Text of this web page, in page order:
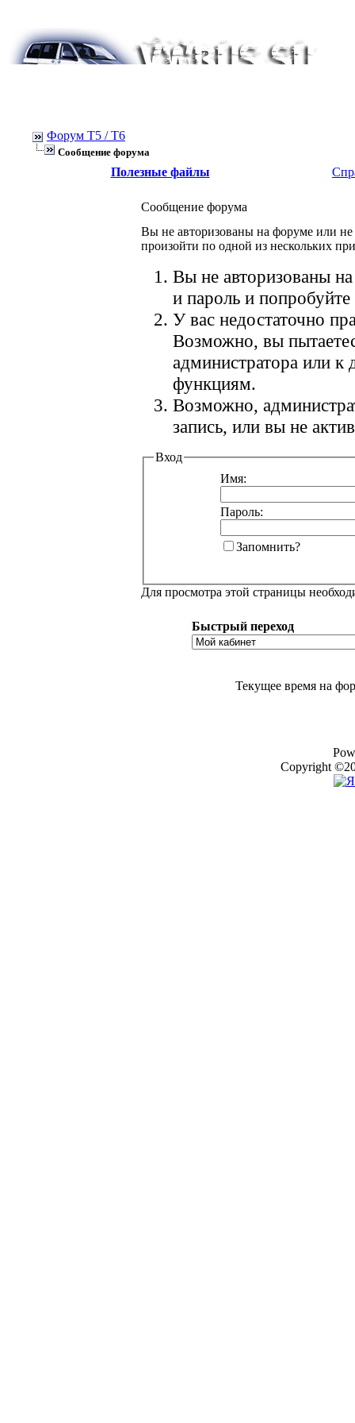
Форум Т5 / T6
Сообщение форума
Полезные файлы
Сообщение форума
Вы не авторизованы на форуме или не
произойти по одной из нескольких
Вы не авторизованы
и пароль и
У вас недостаточно
Возможно, вы
администратора или
функциям.
Возможно,
запись, или вы не
Вход
Имя:
Пароль:
Запомнить?
Для просмотра этой страницы
Быстрый переход
Текущее время на
Copyright